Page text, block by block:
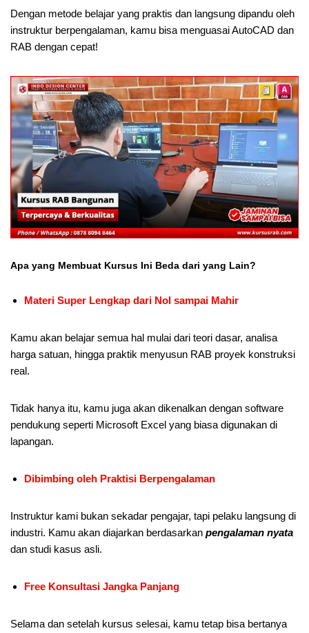
Dengan metode belajar yang praktis dan langsung dipandu oleh
instruktur berpengalaman, kamu bisa menguasai AutoCAD dan
RAB dengan cepat!
Apa yang Membuat Kursus Ini Beda dari yang Lain?
Materi Super Lengkap dari Nol sampai Mahir
Kamu akan belajar semua hal mulai dari teori dasar, analisa
harga satuan, hingga praktik menyusun RAB proyek konstruksi
real.
Tidak hanya itu, kamu juga akan dikenalkan dengan software
pendukung seperti Microsoft Excel yang biasa digunakan di
lapangan.
Dibimbing oleh Praktisi Berpengalaman
Instruktur kami bukan sekadar pengajar, tapi pelaku langsung di
industri. Kamu akan diajarkan berdasarkan pengalaman nyata
dan studi kasus asli.
Free Konsultasi Jangka Panjang
Selama dan setelah kursus selesai, kamu tetap bisa bertanya